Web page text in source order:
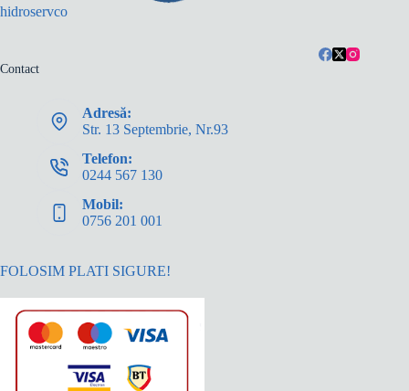
hidroservco
Contact
Adresă:
Str. 13 Septembrie, Nr.93
Telefon:
0244 567 130
Mobil:
0756 201 001
FOLOSIM PLATI SIGURE!